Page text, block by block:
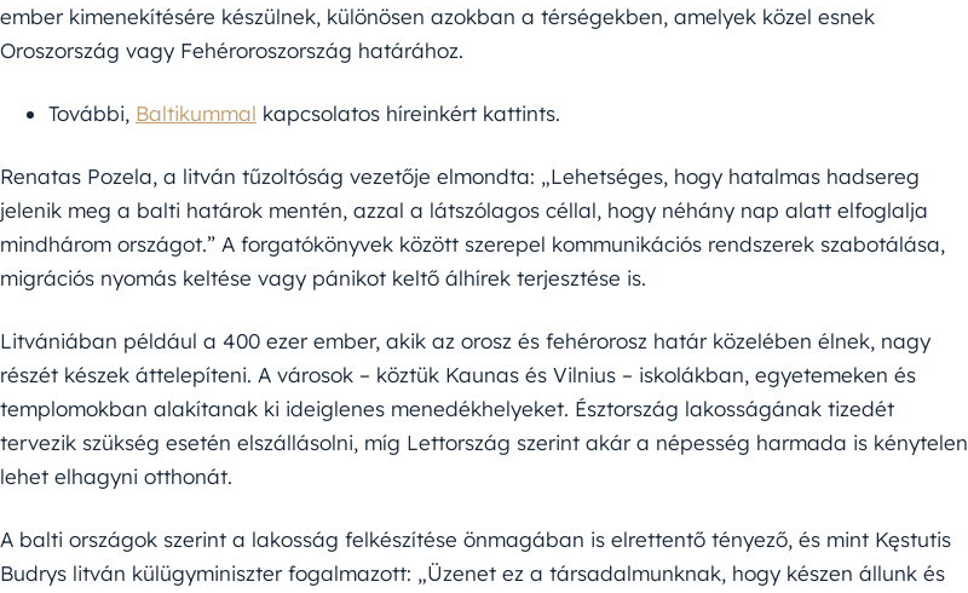
ember kimenekítésére készülnek, különösen azokban a térségekben, amelyek közel esnek
Oroszország vagy Fehéroroszország határához.
További, Baltikummal kapcsolatos híreinkért kattints.
Renatas Pozela, a litván tűzoltóság vezetője elmondta: „Lehetséges, hogy hatalmas hadsereg
jelenik meg a balti határok mentén, azzal a látszólagos céllal, hogy néhány nap alatt elfoglalja
mindhárom országot.” A forgatókönyvek között szerepel kommunikációs rendszerek szabotálása,
migrációs nyomás keltése vagy pánikot keltő álhírek terjesztése is.
Litvániában például a 400 ezer ember, akik az orosz és fehérorosz határ közelében élnek, nagy
részét készek áttelepíteni. A városok – köztük Kaunas és Vilnius – iskolákban, egyetemeken és
templomokban alakítanak ki ideiglenes menedékhelyeket. Észtország lakosságának tizedét
tervezik szükség esetén elszállásolni, míg Lettország szerint akár a népesség harmada is kénytelen
lehet elhagyni otthonát.
A balti országok szerint a lakosság felkészítése önmagában is elrettentő tényező, és mint Kęstutis
Budrys litván külügyminiszter fogalmazott: „Üzenet ez a társadalmunknak, hogy készen állunk és